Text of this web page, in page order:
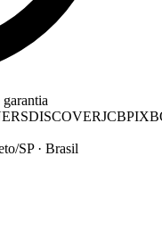
garantia
DISCOVERJCBPIX
SP · Brasil